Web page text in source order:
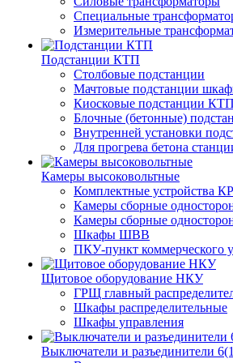
Специальные
Измерительные
Подстанции КТП
Столбовые подстанции
Мачтовые подстанции
Киосковые подстанции
Блочные (бетонные)
Внутренней установки
Для прогрева бетона
Камеры высоковольтные
Комплектные устройства
Камеры сборные
Камеры сборные
Шкафы ШВВ
ПКУ-пункт коммерческого
Щитовое оборудование НКУ
ГРЩ главный
Шкафы распределительные
Шкафы управления
Выключатели и разъединители